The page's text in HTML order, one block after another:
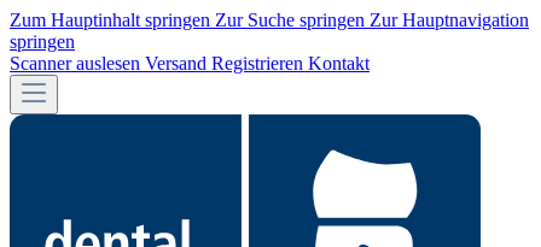
Zum Hauptinhalt springen Zur Suche springen Zur Hauptnavigation
springen
Scanner auslesen Versand Registrieren Kontakt